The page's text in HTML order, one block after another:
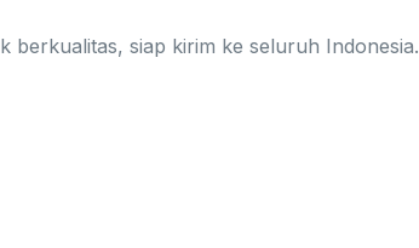
siap kirim ke seluruh Indonesia.